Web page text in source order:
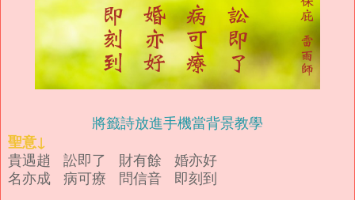
將籤詩放進手機當背景教學
聖意↓
貴遇趙 訟即了 財有餘 婚亦好
名亦成 病可療 問信音 即刻到